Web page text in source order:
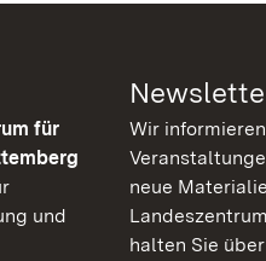
für
und
Wir
neue
halten Sie